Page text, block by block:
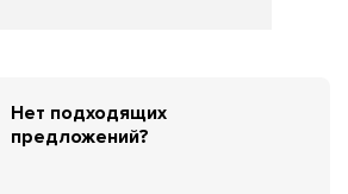
Нет подходящих
предложений?